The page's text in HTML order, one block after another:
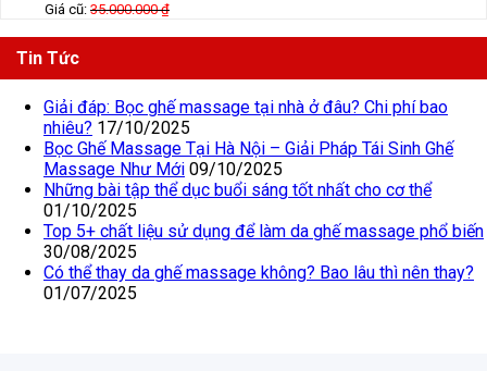
Giá cũ: 35.000.000₫
Tin Tức
Giải đáp: Bọc ghế massage tại nhà ở đâu? Chi phí bao
nhiêu? 17/10/2025
Bọc Ghế Massage Tại Hà Nội – Giải Pháp Tái Sinh Ghế
Massage Như Mới 09/10/2025
Những bài tập thể dục buổi sáng tốt nhất cho cơ thể
01/10/2025
Top 5+ chất liệu sử dụng để làm da ghế massage phổ biến
30/08/2025
Có thể thay da ghế massage không? Bao lâu thì nên thay?
01/07/2025